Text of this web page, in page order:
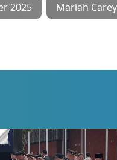
2025 Mariah Carey